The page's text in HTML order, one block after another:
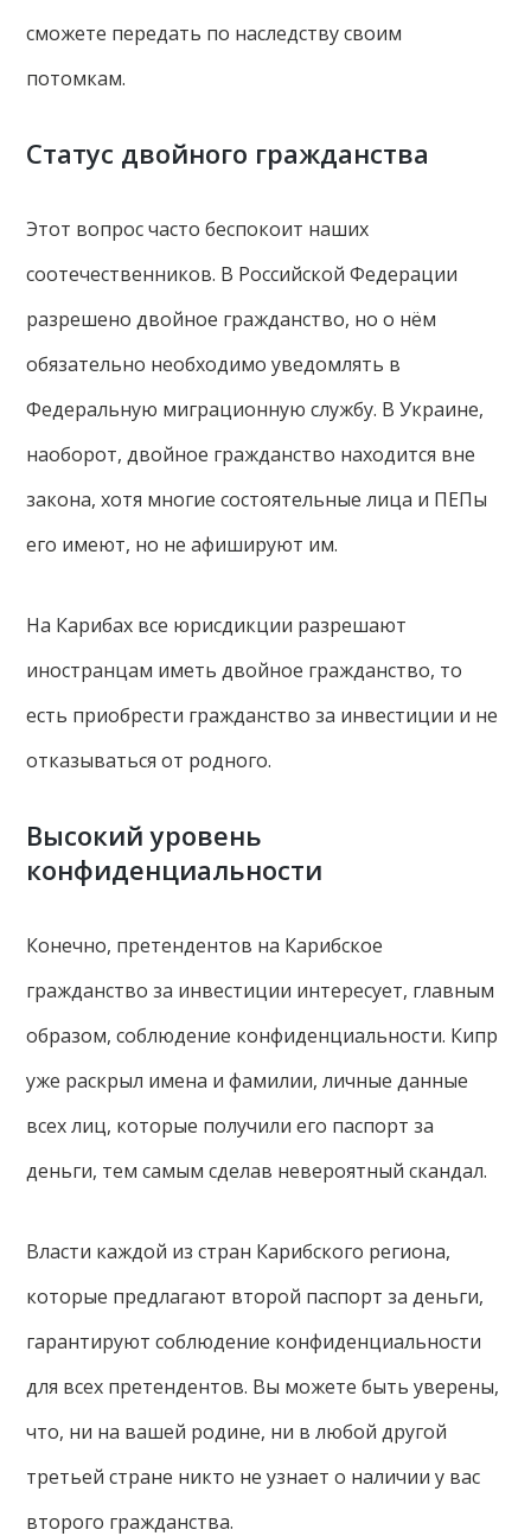
сможете передать по наследству своим
потомкам.
Статус двойного гражданства
Этот вопрос часто беспокоит наших
соотечественников. В Российской Федерации
разрешено двойное гражданство, но о нём
обязательно необходимо уведомлять в
Федеральную миграционную службу. В Украине,
наоборот, двойное гражданство находится вне
закона, хотя многие состоятельные лица и ПЕПы
его имеют, но не афишируют им.
На Карибах все юрисдикции разрешают
иностранцам иметь двойное гражданство, то
есть приобрести гражданство за инвестиции и не
отказываться от родного.
Высокий уровень
конфиденциальности
Конечно, претендентов на Карибское
гражданство за инвестиции интересует, главным
образом, соблюдение конфиденциальности. Кипр
уже раскрыл имена и фамилии, личные данные
всех лиц, которые получили его паспорт за
деньги, тем самым сделав невероятный скандал.
Власти каждой из стран Карибского региона,
которые предлагают второй паспорт за деньги,
гарантируют соблюдение конфиденциальности
для всех претендентов. Вы можете быть уверены,
что, ни на вашей родине, ни в любой другой
третьей стране никто не узнает о наличии у вас
второго гражданства.